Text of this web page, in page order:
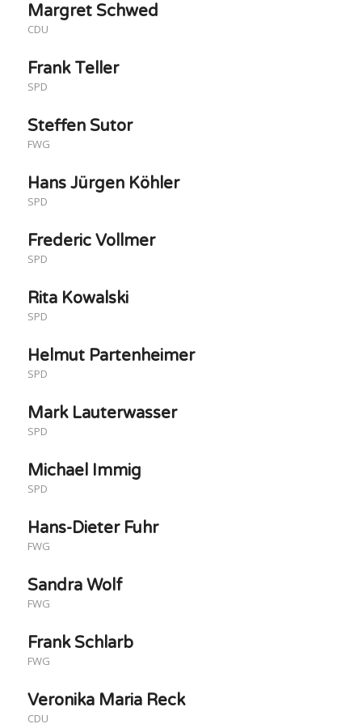
Margret Schwed
CDU
Frank Teller
SPD
Steffen Sutor
FWG
Hans Jürgen Köhler
SPD
Frederic Vollmer
SPD
Rita Kowalski
SPD
Helmut Partenheimer
SPD
Mark Lauterwasser
SPD
Michael Immig
SPD
Hans-Dieter Fuhr
FWG
Sandra Wolf
FWG
Frank Schlarb
FWG
Veronika Maria Reck
CDU